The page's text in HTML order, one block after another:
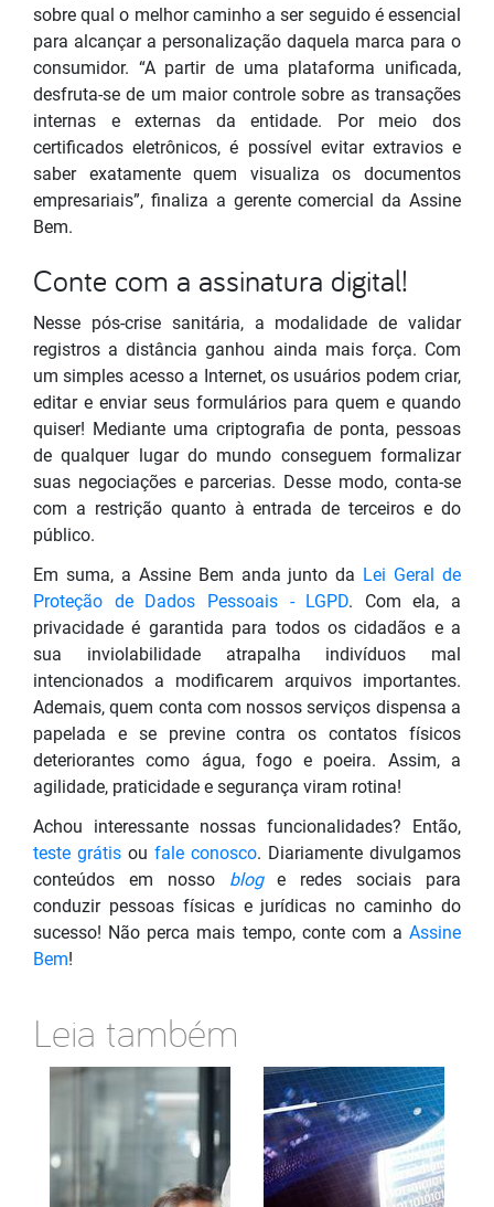
sobre qual o melhor caminho a ser seguido é essencial
para alcançar a personalização daquela marca para o
consumidor. “A partir de uma plataforma unificada,
desfruta-se de um maior controle sobre as transações
internas e externas da entidade. Por meio dos
certificados eletrônicos, é possível evitar extravios e
saber exatamente quem visualiza os documentos
empresariais”, finaliza a gerente comercial da Assine
Bem.
Conte com a assinatura digital!
Nesse pós-crise sanitária, a modalidade de validar
registros a distância ganhou ainda mais força. Com
um simples acesso a Internet, os usuários podem criar,
editar e enviar seus formulários para quem e quando
quiser! Mediante uma criptografia de ponta, pessoas
de qualquer lugar do mundo conseguem formalizar
suas negociações e parcerias. Desse modo, conta-se
com a restrição quanto à entrada de terceiros e do
público.
Em suma, a Assine Bem anda junto da Lei Geral de
Proteção de Dados Pessoais - LGPD. Com ela, a
privacidade é garantida para todos os cidadãos e a
sua inviolabilidade atrapalha indivíduos mal
intencionados a modificarem arquivos importantes.
Ademais, quem conta com nossos serviços dispensa a
papelada e se previne contra os contatos físicos
deteriorantes como água, fogo e poeira. Assim, a
agilidade, praticidade e segurança viram rotina!
Achou interessante nossas funcionalidades? Então,
teste grátis ou fale conosco. Diariamente divulgamos
conteúdos em nosso blog
e redes sociais para
conduzir pessoas físicas e jurídicas no caminho do
sucesso! Não perca mais tempo, conte com a Assine
Bem!
Leia também